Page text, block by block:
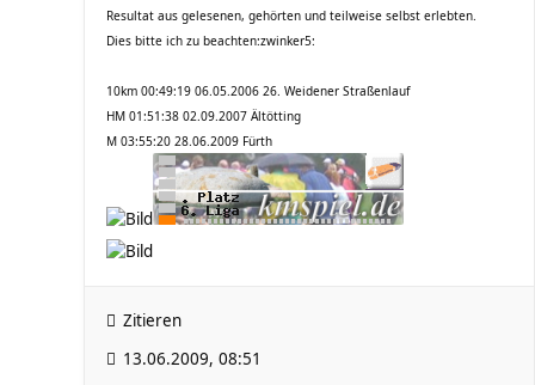
Resultat aus gelesenen, gehörten und teilweise selbst erlebten.
Dies bitte ich zu beachten:zwinker5:
10km 00:49:19 06.05.2006 26. Weidener Straßenlauf
HM 01:51:38 02.09.2007 Ältötting
M 03:55:20 28.06.2009 Fürth
Zitieren
13.06.2009, 08:51